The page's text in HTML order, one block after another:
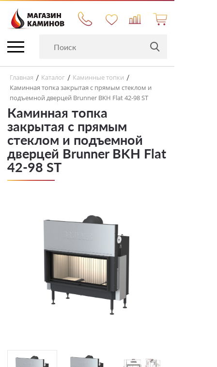
Главная / Каталог / Каминные топки /
Каминная топка закрытая с прямым стеклом и
подъемной дверцей Brunner BKH Flat 42-98 ST
Каминная топка
закрытая с прямым
стеклом и подъемной
дверцей Brunner BKH Flat
42-98 ST